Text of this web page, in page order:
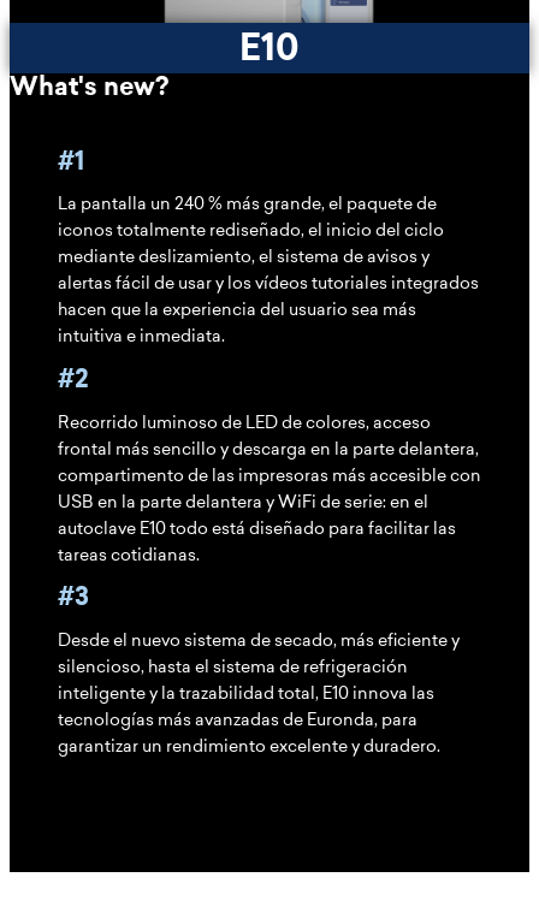
E10
What's new?
#1
La pantalla un 240 % más grande, el paquete de
iconos totalmente rediseñado, el inicio del ciclo
mediante deslizamiento, el sistema de avisos y
alertas fácil de usar y los vídeos tutoriales integrados
hacen que la experiencia del usuario sea más
intuitiva e inmediata.
#2
Recorrido luminoso de LED de colores, acceso
frontal más sencillo y descarga en la parte delantera,
compartimento de las impresoras más accesible con
USB en la parte delantera y WiFi de serie: en el
autoclave E10 todo está diseñado para facilitar las
tareas cotidianas.
#3
Desde el nuevo sistema de secado, más eficiente y
silencioso, hasta el sistema de refrigeración
inteligente y la trazabilidad total, E10 innova las
tecnologías más avanzadas de Euronda, para
garantizar un rendimiento excelente y duradero.